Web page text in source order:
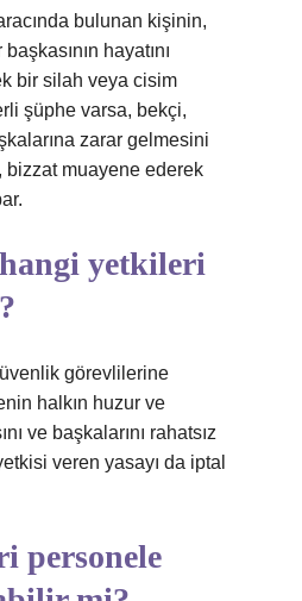
bulunan kişinin,
hayatını
bir silah veya cisim
şüphe varsa, bekçi,
zarar gelmesini
bizzat muayene ederek
yetkileri
görevlilerine
halkın huzur ve
ve başkalarını rahatsız
veren yasayı da iptal
personele